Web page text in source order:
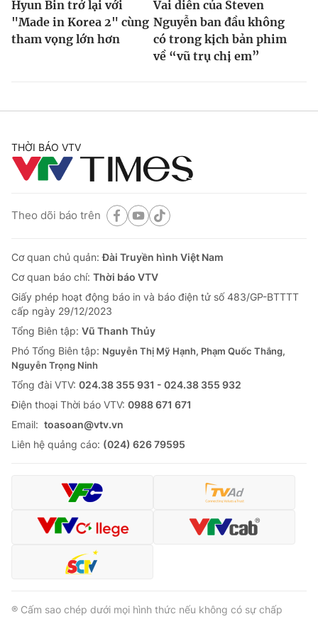
Hyun Bin trở lại với
"Made in Korea 2" cùng
tham vọng lớn hơn
Vai diễn của Steven
Nguyễn ban đầu không
có trong kịch bản phim
về “vũ trụ chị em”
THỜI BÁO VTV
Theo dõi báo trên
Cơ quan chủ quản:Đài Truyền hình Việt Nam
Cơ quan báo chí: Thời báo VTV
Giấy phép hoạt động báo in và báo điện tử số 483/GP-BTTTT
cấp ngày 29/12/2023
Tổng Biên tập: Vũ Thanh Thủy
Phó Tổng Biên tập: Nguyễn Thị Mỹ Hạnh, Phạm Quốc Thắng,
Nguyễn Trọng Ninh
Tổng đài VTV: 024.38 355 931 - 024.38 355 932
Ðiện thoại Thời báo VTV: 0988 671 671
Email: toasoan@vtv.vn
Liên hệ quảng cáo: (024) 626 79595
® Cấm sao chép dưới mọi hình thức nếu không có sự chấp